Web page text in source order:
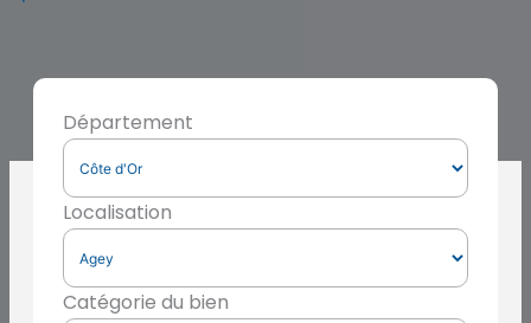
Département
Localisation
Catégorie du bien